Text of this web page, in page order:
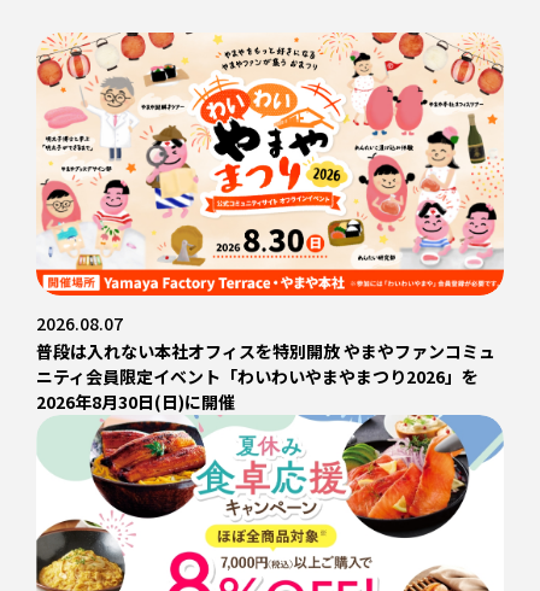
2026.08.07
普段は入れない本社オフィスを特別開放 やまやファンコミュ
ニティ会員限定イベント「わいわいやまやまつり2026」を
2026年8月30日(日)に開催